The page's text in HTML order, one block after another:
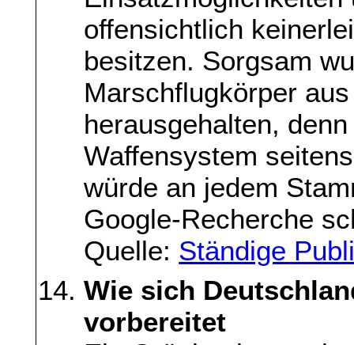
offensichtlich
besitzen. Sorgsam
Marschflugkörper
herausgehalten,
Waffensystem
würde an jedem
Google-Recherche
Quelle: Ständige
Wie sich
vorbereitet